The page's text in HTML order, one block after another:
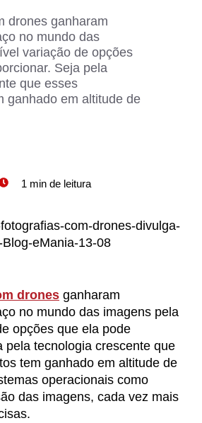
drones ganharam
no mundo das
variação de opções
Seja pela
que esses
ganhado em altitude de
drones ganharam
no mundo das imagens pela
opções que ela pode
pela tecnologia crescente que
tem ganhado em altitude de
operacionais como
das imagens, cada vez mais